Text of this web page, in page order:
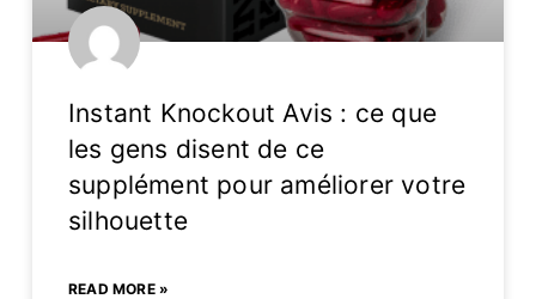
Instant Knockout Avis : ce que
les gens disent de ce
supplément pour améliorer votre
silhouette
READ MORE »